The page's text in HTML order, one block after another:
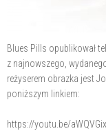
Blues Pills opublikował
z najnowszego,
reżyserem obrazka jest
poniższym linkiem:
https://youtu.be/